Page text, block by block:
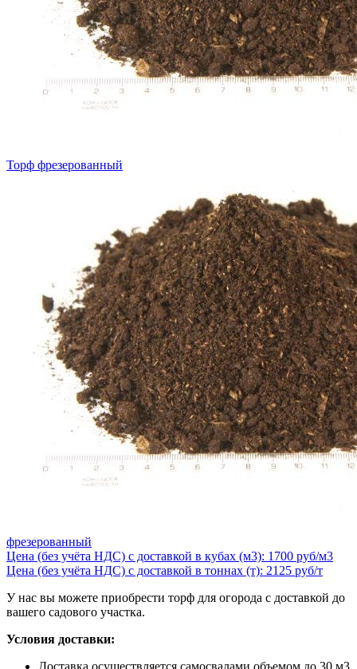
Торф фрезерованный
фрезерованный
Цена (без учёта НДС) с доставкой в кубах (м3): 1700 руб/м3
Цена (без учёта НДС) с доставкой в тоннах (т): 2125 руб/т
У нас вы можете приобрести торф для огорода с доставкой до
вашего садового участка.
Условия доставки:
Доставка осуществляется самосвалами объемом до 30 м3